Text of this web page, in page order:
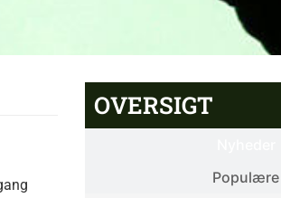
OVERSIGT
Populære